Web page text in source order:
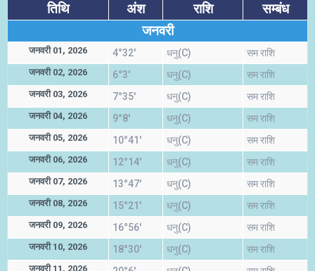
तिथि अंश राशि
सम्बंध
जनवरी
जनवरी 01, 2026 4°32' धनु(C) सम राशि
जनवरी 02, 2026 6°3' धनु(C) सम राशि
जनवरी 03, 2026 7°35' धनु(C) सम राशि
जनवरी 04, 2026 9°8' धनु(C) सम राशि
जनवरी 05, 2026 10°41' धनु(C) सम राशि
जनवरी 06, 2026 12°14' धनु(C) सम राशि
जनवरी 07, 2026 13°47' धनु(C) सम राशि
जनवरी 08, 2026 15°21' धनु(C) सम राशि
जनवरी 09, 2026 16°56' धनु(C) सम राशि
जनवरी 10, 2026 18°30' धनु(C) सम राशि
जनवरी 11, 2026